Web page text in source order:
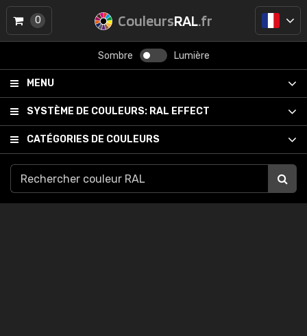
CouleursRAL.fr
Sombre Lumière
MENU
SYSTÈME DE COULEURS: RAL EFFECT
CATÉGORIES DE COULEURS
0